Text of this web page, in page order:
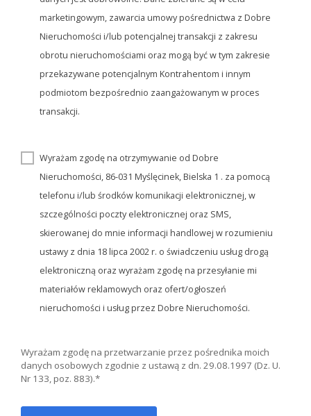
marketingowym, zawarcia umowy pośrednictwa z Dobre
Nieruchomości i/lub potencjalnej transakcji z zakresu
obrotu nieruchomościami oraz mogą być w tym zakresie
przekazywane potencjalnym Kontrahentom i innym
podmiotom bezpośrednio zaangażowanym w proces
transakcji.
Wyrażam zgodę na otrzymywanie od Dobre
Nieruchomości, 86-031 Myślęcinek, Bielska 1 . za pomocą
telefonu i/lub środków komunikacji elektronicznej, w
szczególności poczty elektronicznej oraz SMS,
skierowanej do mnie informacji handlowej w rozumieniu
ustawy z dnia 18 lipca 2002 r. o świadczeniu usług drogą
elektroniczną oraz wyrażam zgodę na przesyłanie mi
materiałów reklamowych oraz ofert/ogłoszeń
nieruchomości i usług przez Dobre Nieruchomości.
Wyrażam zgodę na przetwarzanie przez pośrednika moich
danych osobowych zgodnie z ustawą z dn. 29.08.1997 (Dz. U.
Nr 133, poz. 883).*